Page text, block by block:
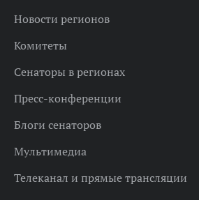
Новости регионов
Комитеты
Сенаторы в регионах
Пресс-конференции
Блоги сенаторов
Мультимедиа
Телеканал и прямые трансляции